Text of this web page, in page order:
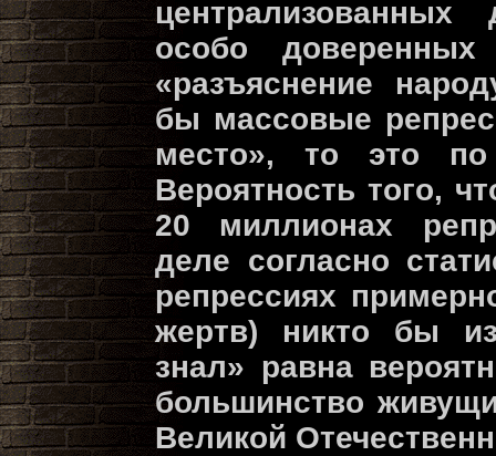
централизованных
особо
«разъяснение
бы массовые
место», то это
Вероятность того,
20 миллионах
деле согласно
репрессиях
жертв) никто бы
знал» равна
большинство
Великой